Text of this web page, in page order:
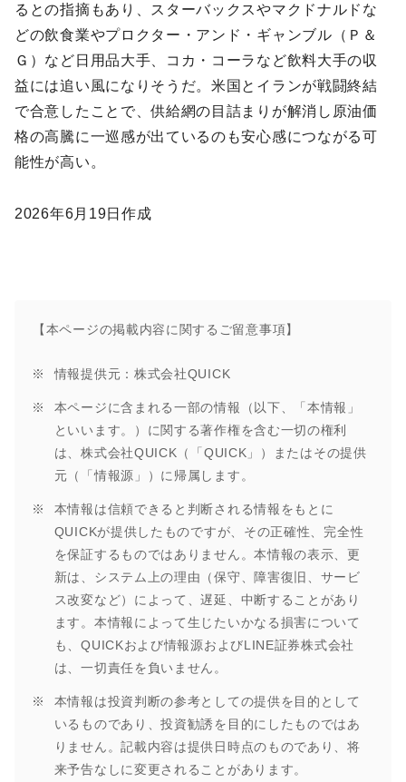
るとの指摘もあり、スターバックスやマクドナルドな
どの飲食業やプロクター・アンド・ギャンブル（Ｐ＆
Ｇ）など日用品大手、コカ・コーラなど飲料大手の収
益には追い風になりそうだ。米国とイランが戦闘終結
で合意したことで、供給網の目詰まりが解消し原油価
格の高騰に一巡感が出ているのも安心感につながる可
能性が高い。
2026年6月19日作成
【本ページの掲載内容に関するご留意事項】
情報提供元：株式会社QUICK
本ページに含まれる一部の情報（以下、「本情報」
といいます。）に関する著作権を含む一切の権利
は、株式会社QUICK（「QUICK」）またはその提供
元（「情報源」）に帰属します。
本情報は信頼できると判断される情報をもとに
QUICKが提供したものですが、その正確性、完全性
を保証するものではありません。本情報の表示、更
新は、システム上の理由（保守、障害復旧、サービ
ス改変など）によって、遅延、中断することがあり
ます。本情報によって生じたいかなる損害について
も、QUICKおよび情報源およびLINE証券株式会社
は、一切責任を負いません。
本情報は投資判断の参考としての提供を目的として
いるものであり、投資勧誘を目的にしたものではあ
りません。記載内容は提供日時点のものであり、将
来予告なしに変更されることがあります。